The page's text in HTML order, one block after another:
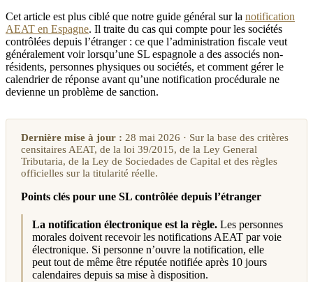
Cet article est plus ciblé que notre guide général sur la notification
AEAT en Espagne. Il traite du cas qui compte pour les sociétés
contrôlées depuis l’étranger : ce que l’administration fiscale veut
généralement voir lorsqu’une SL espagnole a des associés non-
résidents, personnes physiques ou sociétés, et comment gérer le
calendrier de réponse avant qu’une notification procédurale ne
devienne un problème de sanction.
Dernière mise à jour : 28 mai 2026 · Sur la base des critères
censitaires AEAT, de la loi 39/2015, de la Ley General
Tributaria, de la Ley de Sociedades de Capital et des règles
officielles sur la titularité réelle.
Points clés pour une SL contrôlée depuis l’étranger
La notification électronique est la règle.Les personnes
morales doivent recevoir les notifications AEAT par voie
électronique. Si personne n’ouvre la notification, elle
peut tout de même être réputée notifiée après 10 jours
calendaires depuis sa mise à disposition.